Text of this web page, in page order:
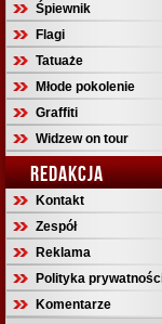
Śpiewnik
Flagi
Tatuaże
Młode pokolenie
Graffiti
Widzew on tour
REDAKCJA
Kontakt
Zespół
Reklama
Polityka
Komentarze